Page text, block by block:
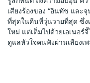
เสียงร้องของ “อินทัช และ
ที่สุดในคืนที่วุ่นวายที่สุด ซึ่ง
ใหม่ แต่เต็มไปด้วยเอเนอร์
ดูแลหัวใจคนฟังผ่านเสียงเ